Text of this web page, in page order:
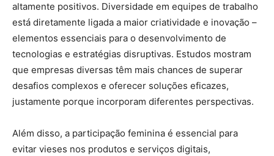
altamente positivos. Diversidade em equipes de trabalho
está diretamente ligada a maior criatividade e inovação –
elementos essenciais para o desenvolvimento de
tecnologias e estratégias disruptivas. Estudos mostram
que empresas diversas têm mais chances de superar
desafios complexos e oferecer soluções eficazes,
justamente porque incorporam diferentes perspectivas.
Além disso, a participação feminina é essencial para
evitar vieses nos produtos e serviços digitais,